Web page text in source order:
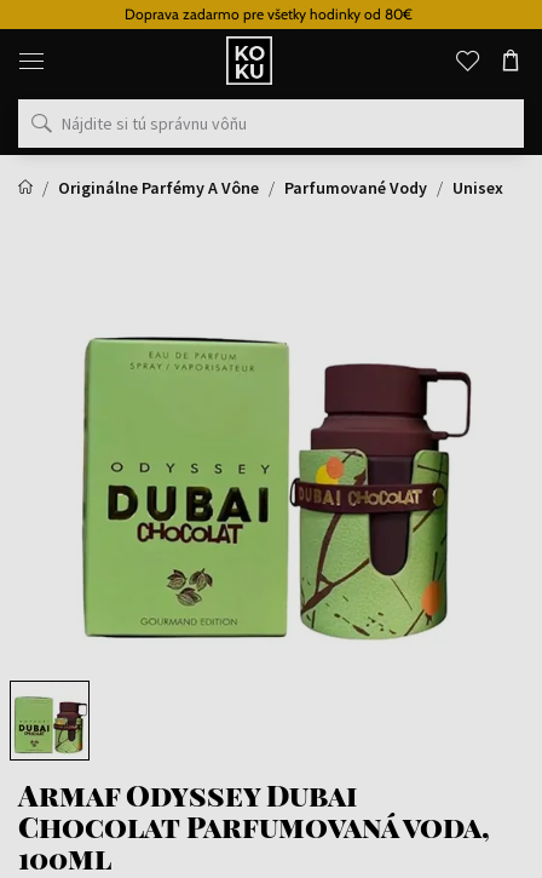
Doprava zadarmo pre všetky hodinky od 80€
Originálne
parfémy
hodinky
na
mieste
Originálne Parfémy A Vône
Parfumované Vody Unisex
Armaf Odyssey Dubai
Chocolat Parfumovaná voda,
100ml